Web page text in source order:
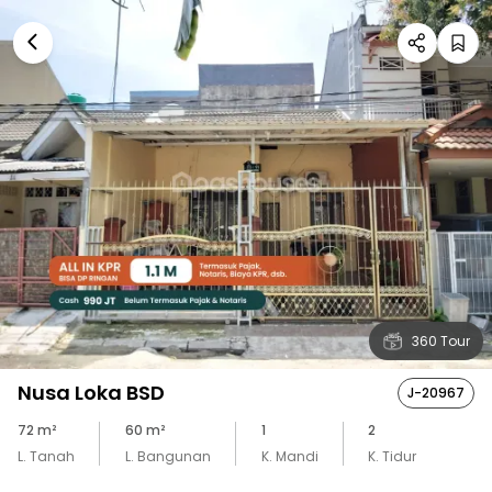
360 Tour
Nusa Loka BSD
J-20967
72 m²
L. Tanah
60 m²
L. Bangunan
1
K. Mandi
2
K. Tidur